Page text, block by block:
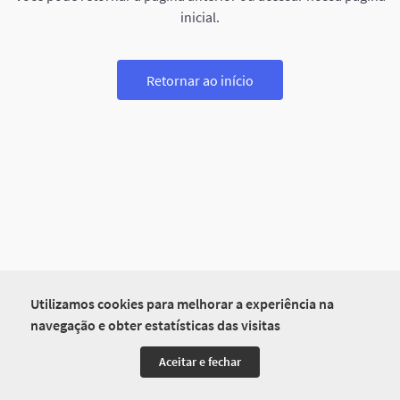
Utilizamos cookies para melhorar a experiência na
navegação e obter estatísticas das visitas
Aceitar e fechar
inicial.
Retornar ao início